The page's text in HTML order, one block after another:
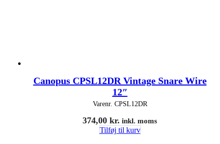
Canopus CPSL12DR Vintage Snare Wire
12″
Varenr. CPSL12DR
374,00 kr. inkl. moms
Tilføj til kurv